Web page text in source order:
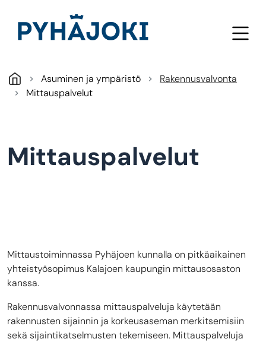
Asuminen ja ympäristö
Rakennusvalvonta
Mittauspalvelut
Mittauspalvelut
Mittaustoiminnassa Pyhäjoen kunnalla on pitkäaikainen
yhteistyösopimus Kalajoen kaupungin mittausosaston
kanssa.
Rakennusvalvonnassa mittauspalveluja käytetään
rakennusten sijainnin ja korkeusaseman merkitsemisiin
sekä sijaintikatselmusten tekemiseen. Mittauspalveluja